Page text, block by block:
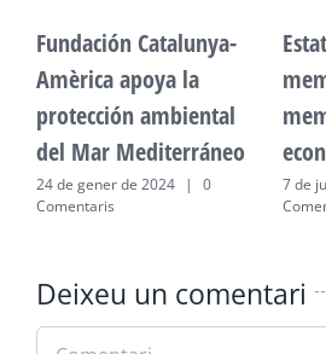
Fundación Catalunya-
Amèrica apoya la
protección ambiental
del Mar Mediterráneo
24 de gener de 2024 |
0
Comentaris
7 de
Deixeu un comentari